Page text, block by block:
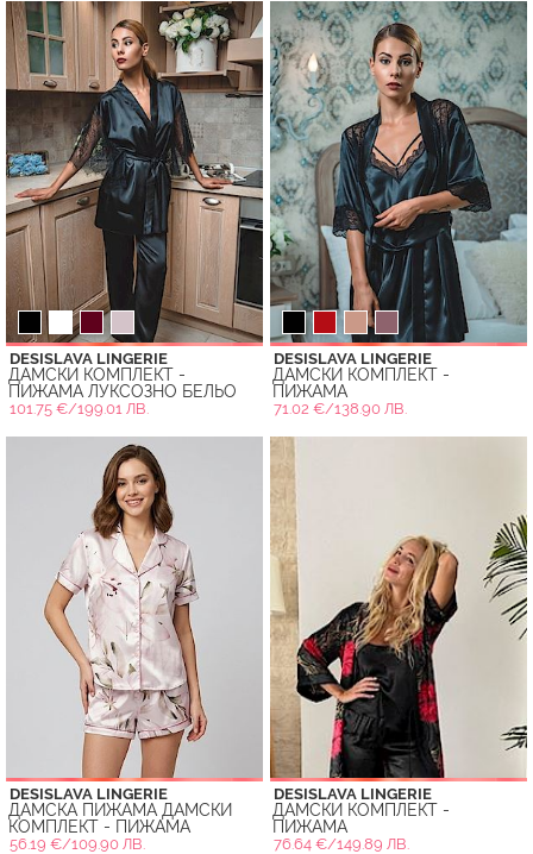
DESISLAVA LINGERIE
ДАМСКИ КОМПЛЕКТ -
ПИЖАМА ЛУКСОЗНО БЕЛЬО
101.75 €/199.01 ЛВ.
DESISLAVA LINGERIE
ДАМСКИ КОМПЛЕКТ -
ПИЖАМА
71.02 €/138.90 ЛВ.
DESISLAVA LINGERIE
ДАМСКА ПИЖАМА ДАМСКИ
КОМПЛЕКТ - ПИЖАМА
56.19 €/109.90 ЛВ.
DESISLAVA LINGERIE
ДАМСКИ КОМПЛЕКТ -
ПИЖАМА
76.64 €/149.89 ЛВ.